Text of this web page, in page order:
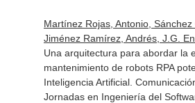
Martínez Rojas, Antonio, Sánchez
Jiménez Ramírez, Andrés, J.G.
Una arquitectura para abordar la
mantenimiento de robots RPA
Inteligencia Artificial.
Jornadas en Ingeniería del